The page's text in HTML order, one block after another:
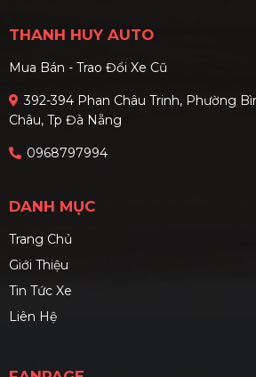
chuyên sâu các phiên bản.
THANH HUY AUTO
Mua Bán - Trao Đổi Xe Cũ
392-394 Phan Châu Trinh, Phường
Châu, Tp Đà Nẵng
0968797994
DANH MỤC
Trang Chủ
Giới Thiệu
Tin Tức Xe
Liên Hệ